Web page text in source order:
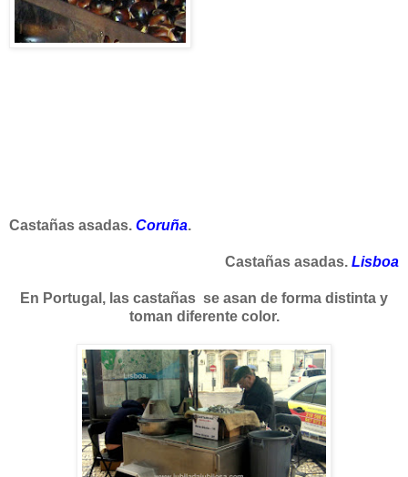
Castañas asadas. Coruña.
Castañas asadas. Lisboa
En Portugal, las castañas se asan de forma distinta y
toman diferente color.